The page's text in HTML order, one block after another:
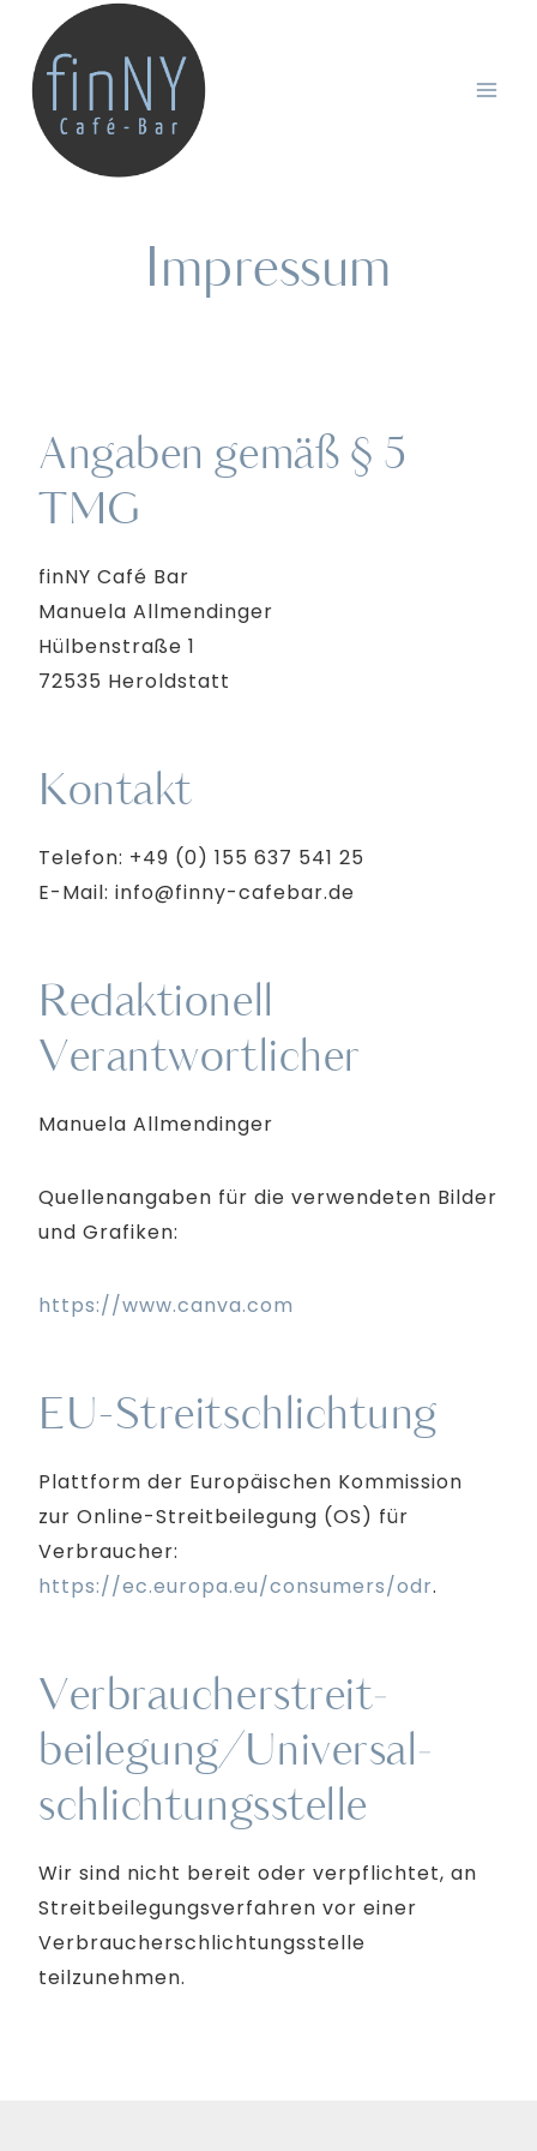
Inhalt
springen
Impressum
Angaben gemäß § 5
TMG
finNY Café Bar
Manuela Allmendinger
Hülbenstraße 1
72535 Heroldstatt
Kontakt
Telefon: +49 (0) 155 637 541 25
E-Mail: info@finny-cafebar.de
Redaktionell
Verantwortlicher
Manuela Allmendinger
Quellenangaben für die verwendeten Bilder
und Grafiken:
https://www.canva.com
EU-Streitschlichtung
Plattform der Europäischen Kommission
zur Online-Streitbeilegung (OS) für
Verbraucher:
https://ec.europa.eu/consumers/odr.
Verbraucher­streit­
beilegung/Universal­
schlichtungs­stelle
Wir sind nicht bereit oder verpflichtet, an
Streitbeilegungsverfahren vor einer
Verbraucherschlichtungsstelle
teilzunehmen.